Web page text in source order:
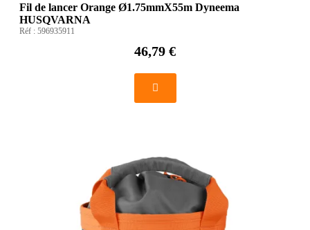
Fil de lancer Orange Ø1.75mmX55m Dyneema
HUSQVARNA
Réf : 596935911
46,79 €